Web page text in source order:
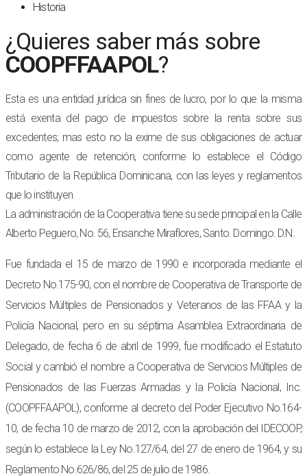
Historia
¿Quieres saber más sobre
COOPFFAAPOL?
Esta es una entidad jurídica sin fines de lucro, por lo que la misma
está exenta del pago de impuestos sobre la renta sobre sus
excedentes; mas esto no la exime de sus obligaciones de actuar
como agente de retención, conforme lo establece el Código
Tributario de la República Dominicana, con las leyes y reglamentos
que lo instituyen.
La administración de la Cooperativa tiene su sede principal en la Calle
Alberto Peguero, No. 56, Ensanche Miraflores, Santo. Domingo. D.N.
Fue fundada el 15 de marzo de 1990 e incorporada mediante el
Decreto No.175-90, con el nombre de Cooperativa de Transporte de
Servicios Múltiples de Pensionados y Veteranos de las FFAA y la
Policía Nacional, pero en su séptima Asamblea Extraordinaria de
Delegado, de fecha 6 de abril de 1999, fue modificado el Estatuto
Social y cambió el nombre a Cooperativa de Servicios Múltiples de
Pensionados de las Fuerzas Armadas y la Policía Nacional, Inc.
(COOPFFAAPOL), conforme al decreto del Poder Ejecutivo No.164-
10, de fecha 10 de marzo de 2012, con la aprobación del IDECOOP,
según lo establece la Ley No.127/64, del 27 de enero de 1964, y su
Reglamento No.626/86, del 25 de julio de 1986.